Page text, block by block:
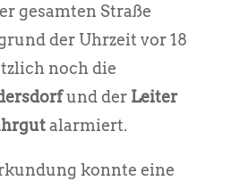
gesamten Straße
der Uhrzeit vor 18
noch die
und der Leiter
alarmiert.
konnte eine